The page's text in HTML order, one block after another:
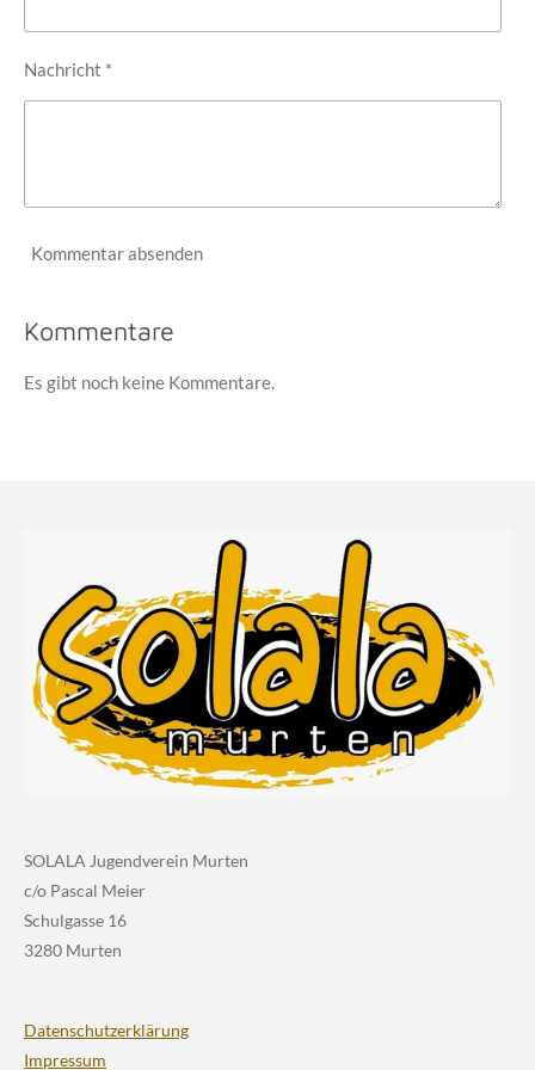
Nachricht *
Kommentar absenden
Kommentare
Es gibt noch keine Kommentare.
SOLALA Jugendverein Murten
c/o Pascal Meier
Schulgasse 16
3280 Murten
Datenschutzerklärung
Impressum